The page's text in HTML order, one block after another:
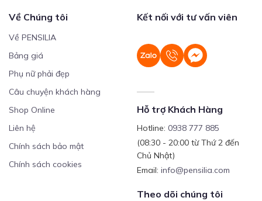
Về Chúng tôi
Về PENSILIA
Bảng giá
Phụ nữ phải đẹp
Câu chuyện khách hàng
Shop Online
Liên hệ
Chính sách bảo mật
Chính sách cookies
Kết nối với tư vấn viên
Hỗ trợ Khách Hàng
Hotline: 0938 777 885
(08:30 - 20:00 từ Thứ 2 đến
Chủ Nhật)
Email: info@pensilia.com
Theo dõi chúng tôi